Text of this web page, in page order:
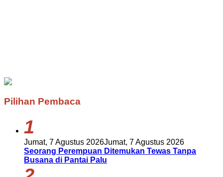
Pilihan Pembaca
1
Jumat, 7 Agustus 2026Jumat, 7 Agustus 2026
Seorang Perempuan Ditemukan Tewas Tanpa
Busana di Pantai Palu